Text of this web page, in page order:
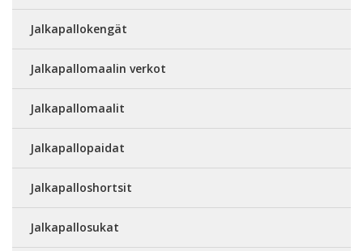
Jalkapallokengät
Jalkapallomaalin verkot
Jalkapallomaalit
Jalkapallopaidat
Jalkapalloshortsit
Jalkapallosukat